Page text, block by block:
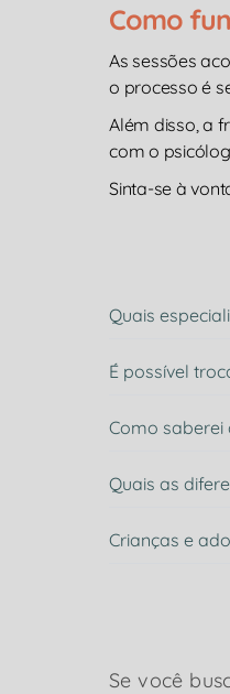
Como
As sessões
o processo é
Além disso, a
com o
Sinta-se à
Quais
É possível
Como saberei
Quais as
Crianças e
Se você